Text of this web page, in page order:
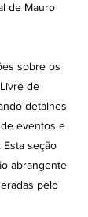
de Mauro
sobre os
de
detalhes
eventos e
seção
abrangente
pelo